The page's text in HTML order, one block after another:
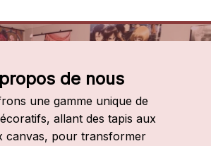
de nous
une gamme unique de
allant des tapis aux
canvas, pour transformer